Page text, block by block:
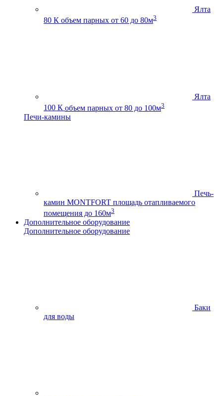
Ялта
80 К объем парных от 60 до 80м3
Ялта
100 К объем парных от 80 до 100м3
Печи-камины
Печь-
камин MONTFORT площадь отапливаемого
помещения до 160м3
Дополнительное оборудование
Дополнительное оборудование
Баки
для воды